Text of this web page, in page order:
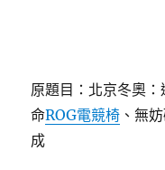
原題目：北京冬奧
命ROG電競椅 、無
成